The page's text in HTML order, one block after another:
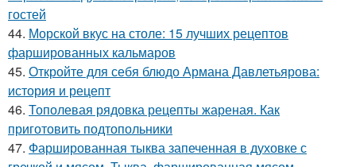
гостей
44. Морской вкус на столе: 15 лучших рецептов
фаршированных кальмаров
45. Откройте для себя блюдо Армана Давлетьярова:
история и рецепт
46. Тополевая рядовка рецепты жареная. Как
приготовить подтопольники
47. Фаршированная тыква запеченная в духовке с